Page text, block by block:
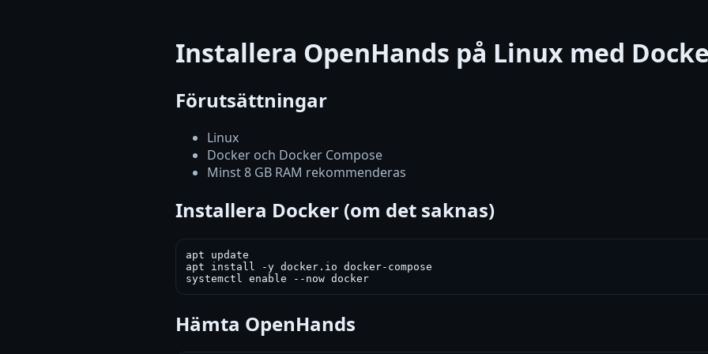
Installera OpenHands på Linux med
Förutsättningar
Linux
Docker och Docker Compose
Minst 8 GB RAM rekommenderas
Installera Docker (om det saknas)
apt update
apt install -y docker.io docker-compose
systemctl enable --now docker
Hämta OpenHands